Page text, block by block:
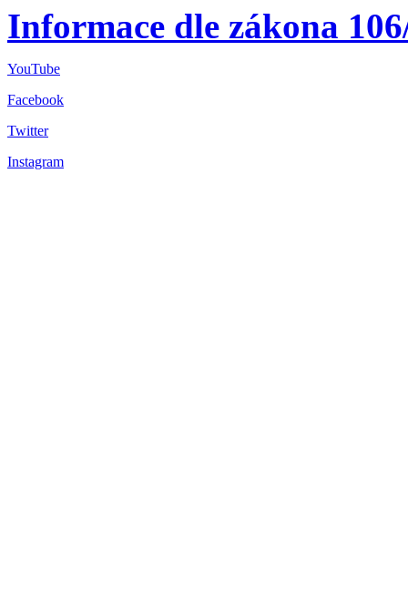
Informace dle zákona
YouTube
Facebook
Twitter
Instagram